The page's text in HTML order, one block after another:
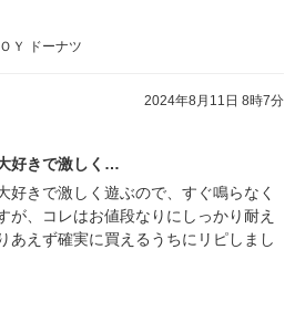
Ｙ ドーナツ
2024年8月11日 8時7分
好きで激しく…
好きで激しく遊ぶので、すぐ鳴らなく
が、コレはお値段なりにしっかり耐え
あえず確実に買えるうちにリピしまし